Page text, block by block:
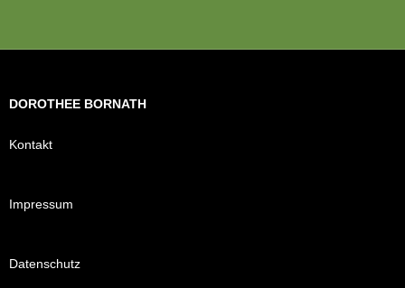
DOROTHEE BORNATH
Kontakt
Impressum
Datenschutz